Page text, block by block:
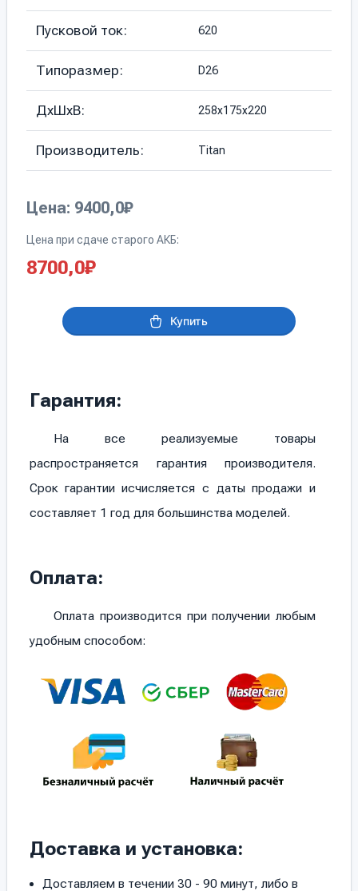
Пусковой ток: 620
Типоразмер: D26
ДхШхВ: 258х175х220
Производитель: Titan
Цена: 9400,0₽
Цена при сдаче старого АКБ:
8700,0₽
Купить
Гарантия:
На все реализуемые товары
распространяется гарантия производителя.
Срок гарантии исчисляется с даты продажи и
составляет 1 год для большинства моделей.
Оплата:
Оплата производится при получении любым
удобным способом:
Доставка и установка:
Доставляем в течении 30 - 90 минут, либо в